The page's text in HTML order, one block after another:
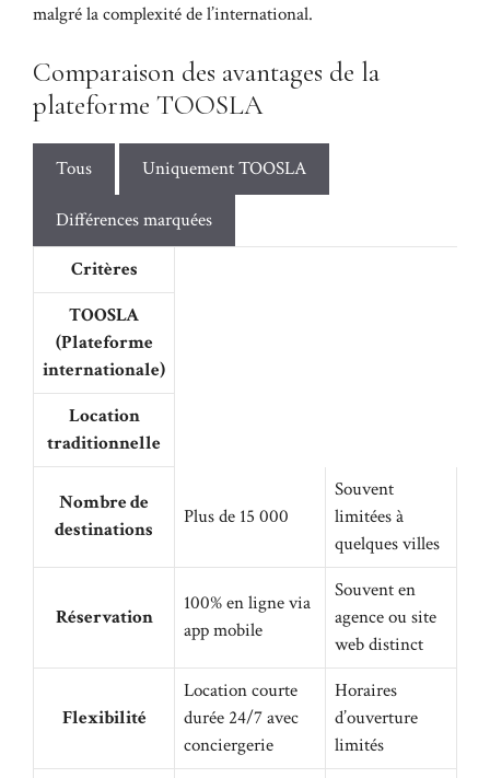
malgré la complexité de l’international.
Comparaison des avantages de la
plateforme TOOSLA
Tous Uniquement TOOSLA
Différences marquées
Critères
TOOSLA
(Plateforme
internationale)
Location
traditionnelle
Nombre de
destinations
Plus de 15 000
Souvent
limitées à
quelques villes
Réservation
100% en ligne via
app mobile
Souvent en
agence ou site
web distinct
Flexibilité
Location courte
durée 24/7 avec
conciergerie
Horaires
d’ouverture
limités